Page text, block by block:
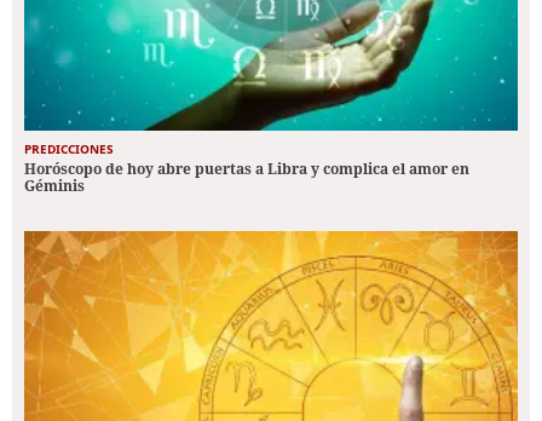
PREDICCIONES
Horóscopo de hoy abre puertas a Libra y complica el amor en
Géminis